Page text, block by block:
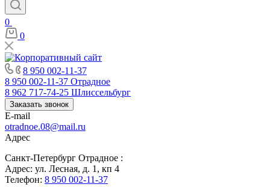
0
0
8 950 002-11-37
8 950 002-11-37 Отрадное
8 962 717-74-25 Шлиссельбург
Заказать звонок
E-mail
otradnoe.08@mail.ru
Адрес
Санкт-Петербург Отрадное :
Адрес: ул. Лесная, д. 1, кп 4
Телефон: 8 950 002-11-37